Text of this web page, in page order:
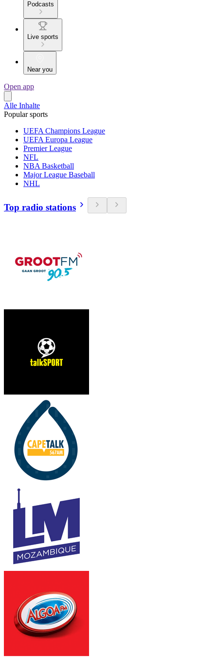
Podcasts
Live sports
Near you
Open app
Alle Inhalte
Popular sports
UEFA Champions League
UEFA Europa League
Premier League
NFL
NBA Basketball
Major League Baseball
NHL
Top radio stations